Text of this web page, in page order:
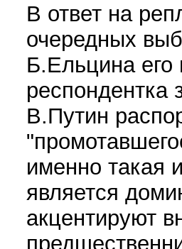
В ответ на
очередных
Б.Ельцина его
респондентка
В.Путин
именно такая
является
акцентируют